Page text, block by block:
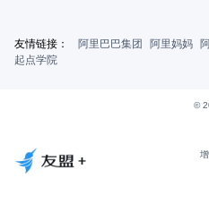
友情链接： 阿里巴巴集团 阿里妈妈
起点学院
©